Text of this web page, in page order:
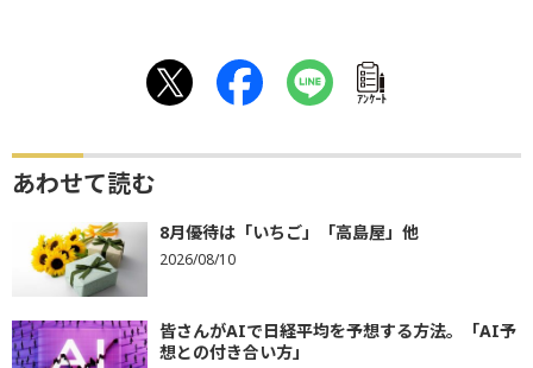
ｱﾝｹｰﾄ
あわせて読む
8月優待は「いちご」「高島屋」他
2026/08/10
皆さんがAIで日経平均を予想する方法。「AI予
想との付き合い方」